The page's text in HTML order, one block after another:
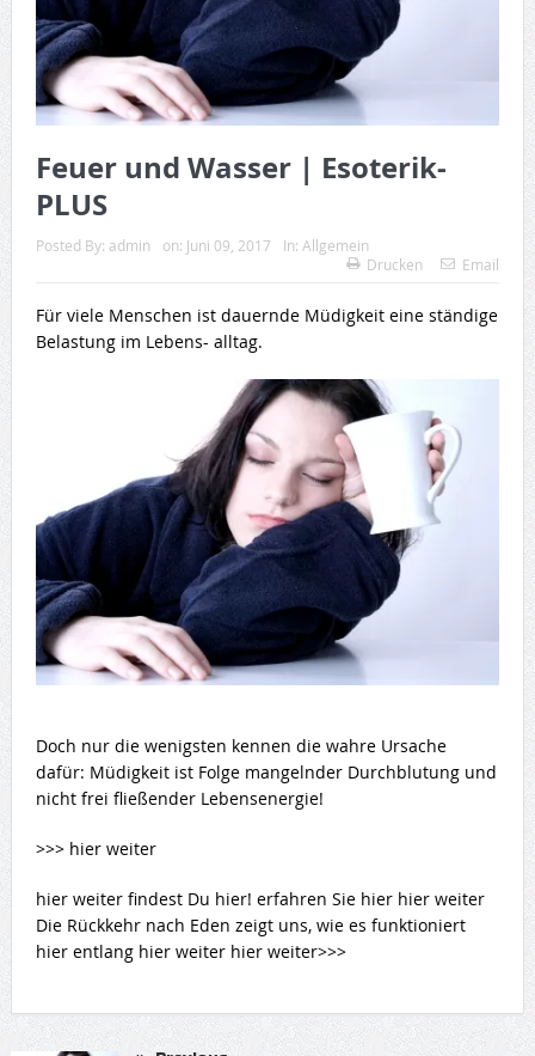
Feuer und Wasser | Esoterik-
PLUS
Posted By: admin on: Juni 09, 2017 In: Allgemein
Drucken
Email
Für viele Menschen ist dauernde Müdigkeit eine ständige
Belastung im Lebens- alltag.
Doch nur die wenigsten kennen die wahre Ursache
dafür: Müdigkeit ist Folge mangelnder Durchblutung und
nicht frei fließender Lebensenergie!
>>> hier weiter
hier weiter findest Du hier! erfahren Sie hier hier weiter
Die Rückkehr nach Eden zeigt uns, wie es funktioniert
hier entlang hier weiter hier weiter>>>